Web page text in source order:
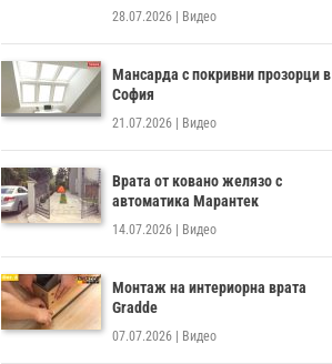
28.07.2026 Видео
Мансарда с покривни прозорци в
София
21.07.2026 Видео
Врата от ковано желязо с
автоматика Марантек
14.07.2026 Видео
Монтаж на интериорна врата
Gradde
07.07.2026 Видео